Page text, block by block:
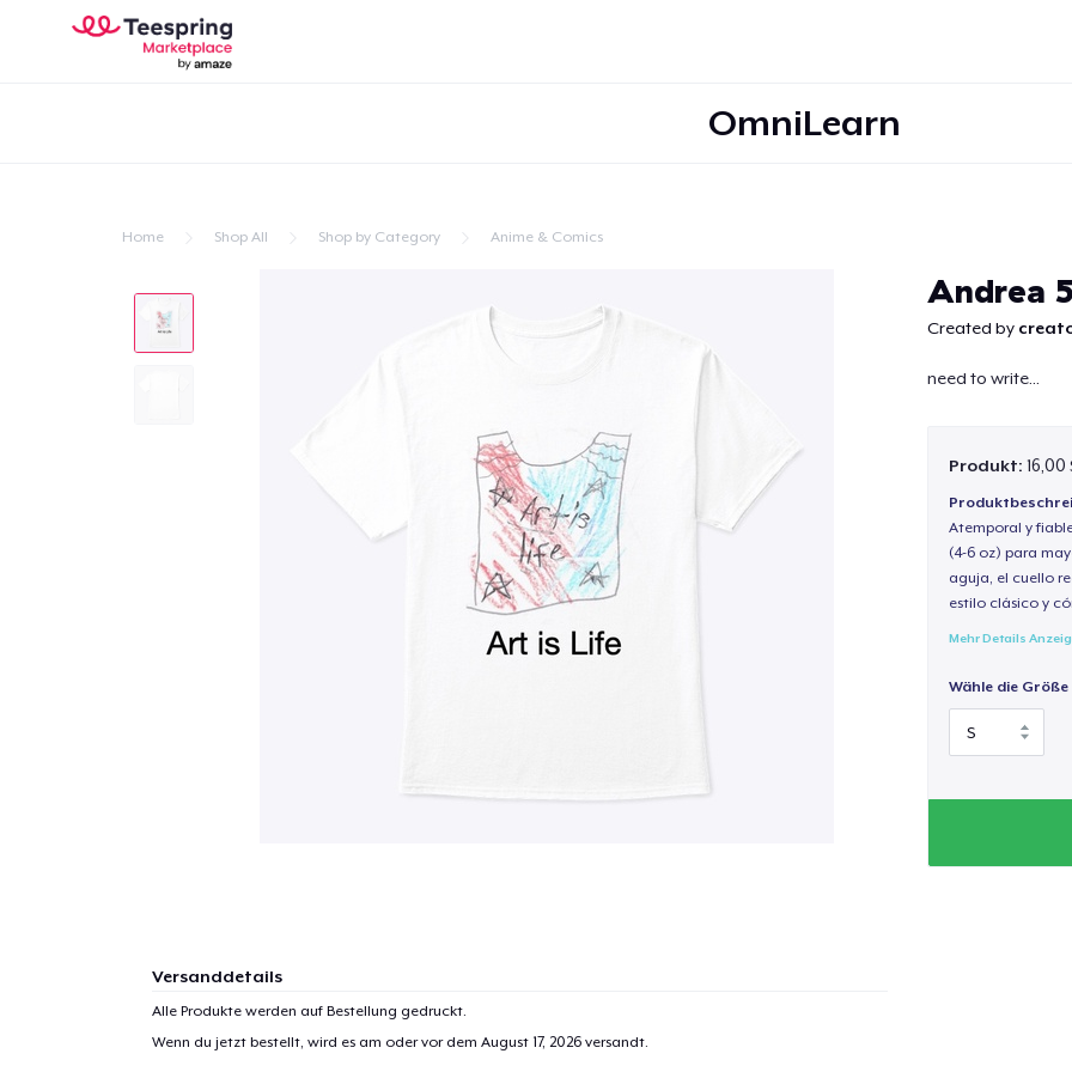
OmniLearn
Home Shop All Shop by Category Anime & Comics
Andrea
Created by
need to write...
Produkt: 16,00
Atemporal y
(4-6 oz) para
aguja, el cuello
estilo clásico y
Mehr Details
Wähle die Größe
Versanddetails
Alle Produkte werden auf Bestellung gedruckt.
Wenn du jetzt bestellt, wird es am oder vor dem August 17, 2026versandt.